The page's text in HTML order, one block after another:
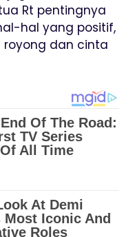
Rt pentingnya
hal yang positif,
dan cinta